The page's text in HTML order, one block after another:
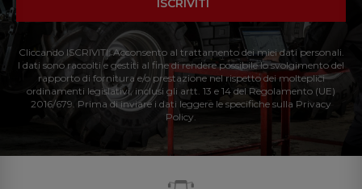
ISCRIVITI
Cliccando ISCRIVITI: Acconsento al trattamento dei miei dati personali.
I dati sono raccolti e gestiti al fine di rendere possibile lo svolgimento del
rapporto di fornitura e/o prestazione nel rispetto dei molteplici
ordinamenti legislativi, inclusi gli artt. 13 e 14 del Regolamento (UE)
2016/679. Prima di inviare i dati leggere le specifiche sulla Privacy
Policy.